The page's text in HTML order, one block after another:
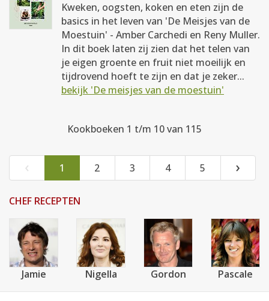
Kweken, oogsten, koken en eten zijn de
basics in het leven van 'De Meisjes van de
Moestuin' - Amber Carchedi en Reny Muller.
In dit boek laten zij zien dat het telen van
je eigen groente en fruit niet moeilijk en
tijdrovend hoeft te zijn en dat je zeker...
bekijk 'De meisjes van de moestuin'
Kookboeken 1 t/m 10 van 115
‹ 1 2 3 4 5 ›
CHEF RECEPTEN
Jamie Nigella Gordon Pascale